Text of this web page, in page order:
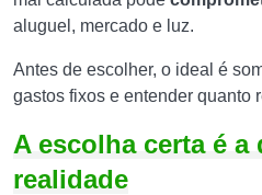
aluguel, mercado e luz.
Antes de escolher, o ideal é
gastos fixos e entender quanto
A escolha certa é a
realidade